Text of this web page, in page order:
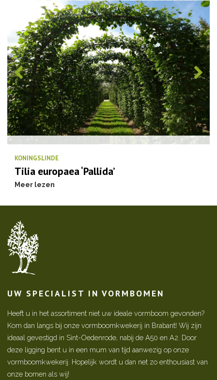
KONINGSLINDE
Tilia europaea ‘Pallida’
Meer lezen
UW SPECIALIST IN VORMBOMEN
Heeft u in het assortiment niet uw ideale vormboom gevonden?
Kom dan langs bij onze vormboomkwekerij in Brabant! Wij zijn
ideaal gevestigd in Sint-Oedenrode, nabij de A50 en A2. Door
deze ligging bent u in een mum van tijd aanwezig op onze
vormboomkwekerij. Hopelijk wordt u dan net zo enthousiast van
onze bomen als wij!